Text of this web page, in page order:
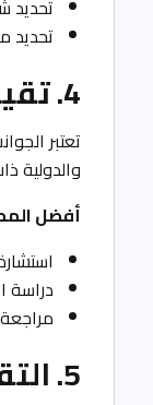
تحديد
تحديد
4. تقييم الجدوى القانونية والتنظيمية
تعتبر
والدولية
أفضل
دراسة
5. التقييم البيئي